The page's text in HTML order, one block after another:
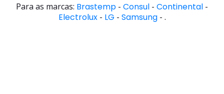
Para as marcas: Brastemp - Consul - Continental -
Electrolux- LG - Samsung- .